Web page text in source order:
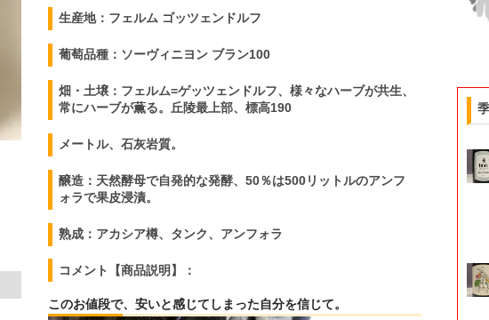
生産地：フェルム ゴッツェンドルフ
葡萄品種：ソーヴィニヨン ブラン100
畑・土壌：フェルム=ゲッツェンドルフ、様々なハーブが共生、
常にハーブが薫る。丘陵最上部、標高190
メートル、石灰岩質。
醸造：天然酵母で自発的な発酵、50％は500リットルのアンフ
ォラで果皮浸漬。
熟成： アカシア樽、タンク、アンフォラ
コメント【商品説明】：
このお値段で、安いと感じてしまった自分を信じて。